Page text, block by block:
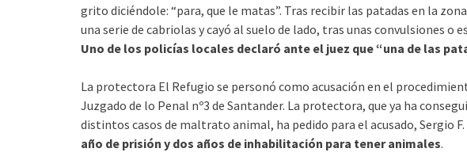
grito diciéndole: “para, que le matas”. Tras recibir las patadas en la
una serie de cabriolas y cayó al suelo de lado, tras unas convulsiones
Uno de los policías locales declaró ante el juez que “una de las
La protectora El Refugio se personó como acusación en el
Juzgado de lo Penal nº3 de Santander. La protectora, que ya ha
distintos casos de maltrato animal, ha pedido para el acusado, Sergio F.
año de prisión y dos años de inhabilitación para tener animales.